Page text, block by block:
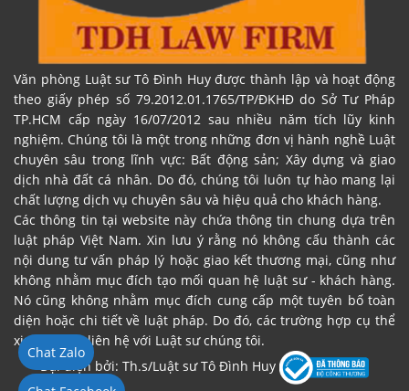
Văn phòng Luật sư Tô Đình Huy được thành lập và hoạt động
theo giấy phép số 79.2012.01.1765/TP/ĐKHĐ do Sở Tư Pháp
TP.HCM cấp ngày 16/07/2012 sau nhiều năm tích lũy kinh
nghiệm. Chúng tôi là một trong những đơn vị hành nghề Luật
chuyên sâu trong lĩnh vực: Bất động sản; Xây dựng và giao
dịch nhà đất cá nhân. Do đó, chúng tôi luôn tự hào mang lại
chất lượng dịch vụ chuyên sâu và hiệu quả cho khách hàng.
Các thông tin tại website này chứa thông tin chung dựa trên
luật pháp Việt Nam. Xin lưu ý rằng nó không cấu thành các
nội dung tư vấn pháp lý hoặc giao kết thương mại, cũng như
không nhằm mục đích tạo mối quan hệ luật sư - khách hàng.
Nó cũng không nhằm mục đích cung cấp một tuyên bố toàn
diện hoặc chi tiết về luật pháp. Do đó, các trường hợp cụ thể
xin vui lòng liên hệ với Luật sư chúng tôi.
Đại diện bởi: Th.s/Luật sư Tô Đình Huy
Chat Zalo